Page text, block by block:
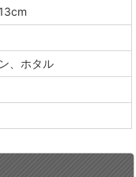
、ホタル